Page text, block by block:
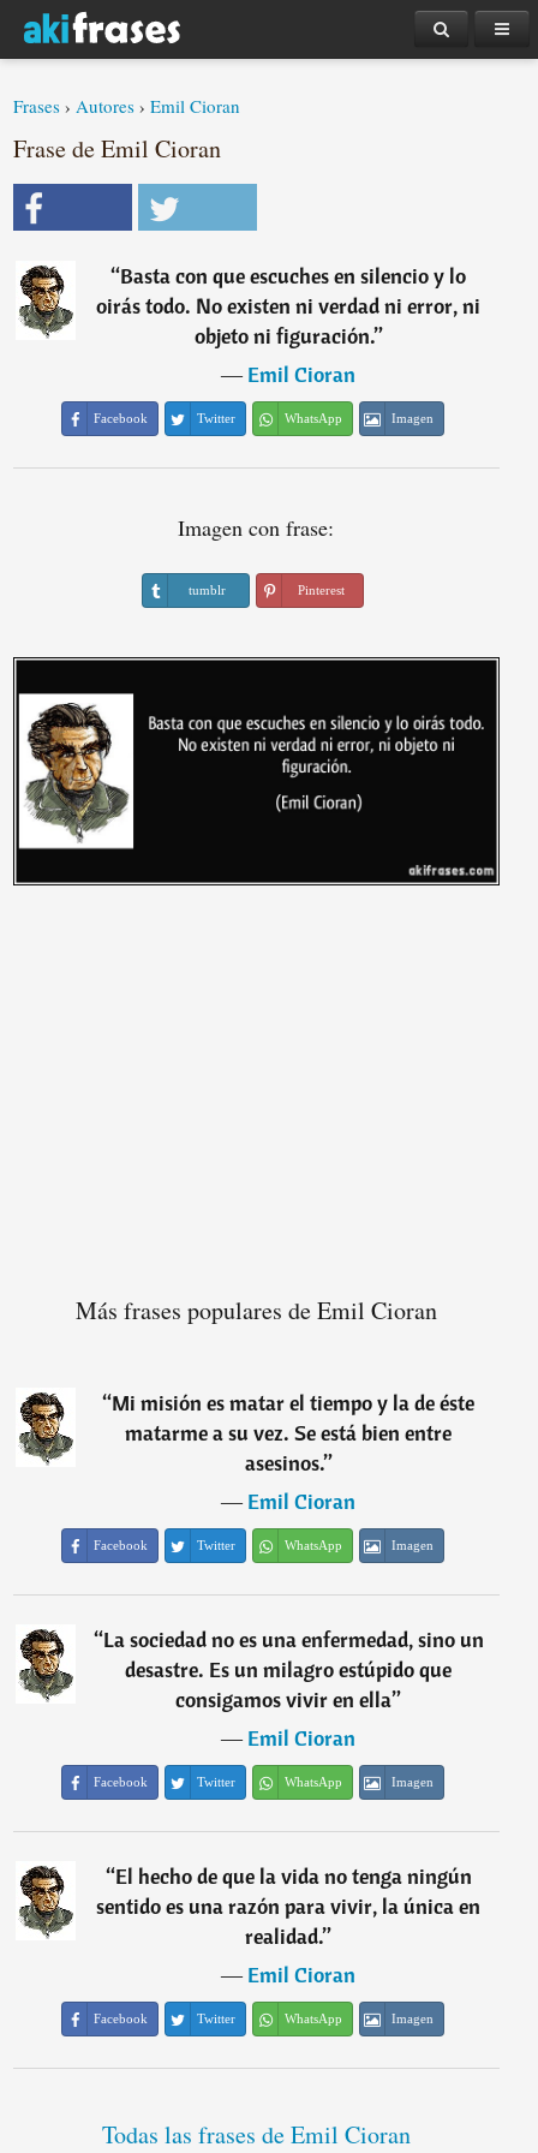
Frases ›Autores ›Emil Cioran
Frase de Emil Cioran
“Basta con que escuches en silencio y lo
oirás todo. No existen ni verdad ni error, ni
objeto ni figuración.”
―Emil Cioran
Facebook Twitter WhatsApp Imagen
Imagen con frase:
tumblr Pinterest
Más frases populares de Emil Cioran
“Mi misión es matar el tiempo y la de éste
matarme a su vez. Se está bien entre
asesinos.”
―Emil Cioran
Facebook Twitter WhatsApp Imagen
“La sociedad no es una enfermedad, sino un
desastre. Es un milagro estúpido que
consigamos vivir en ella”
―Emil Cioran
Facebook Twitter WhatsApp Imagen
“El hecho de que la vida no tenga ningún
sentido es una razón para vivir, la única en
realidad.”
―Emil Cioran
Facebook Twitter WhatsApp Imagen
Todas las frases de Emil Cioran